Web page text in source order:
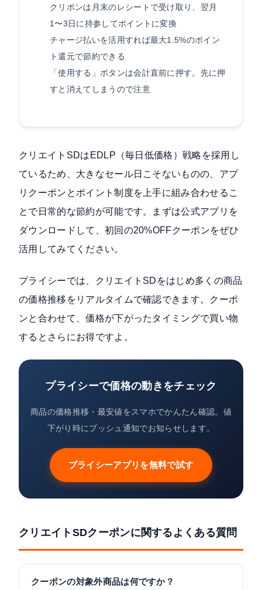
クリポンは月末のレシートで受け取り、翌月
1〜3日に持参してポイントに変換
チャージ払いを活用すれば最大1.5%のポイン
ト還元で節約できる
「使用する」ボタンは会計直前に押す。先に押
すと消えてしまうので注意
クリエイトSDはEDLP（毎日低価格）戦略を採用し
ているため、大きなセール日こそないものの、アプ
リクーポンとポイント制度を上手に組み合わせるこ
とで日常的な節約が可能です。まずは公式アプリを
ダウンロードして、初回の20%OFFクーポンをぜひ
活用してみてください。
プライシーでは、クリエイトSDをはじめ多くの商品
の価格推移をリアルタイムで確認できます。クーポ
ンと合わせて、価格が下がったタイミングで買い物
するとさらにお得ですよ。
プライシーで価格の動きをチェック
商品の価格推移・最安値をスマホでかんたん確認。値
下がり時にプッシュ通知でお知らせします。
プライシーアプリを無料で試す
クリエイトSDクーポンに関するよくある質問
クーポンの対象外商品は何ですか？